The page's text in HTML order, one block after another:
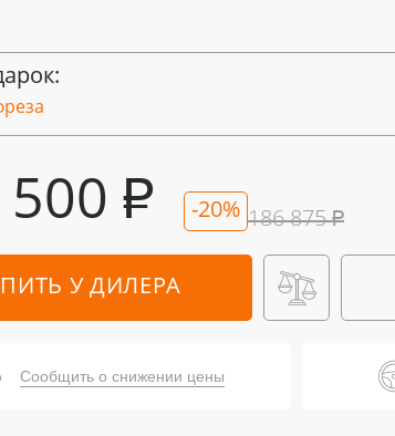
186 875₽
-20%
500 ₽
У ДИЛЕРА
Сообщить о снижении цены